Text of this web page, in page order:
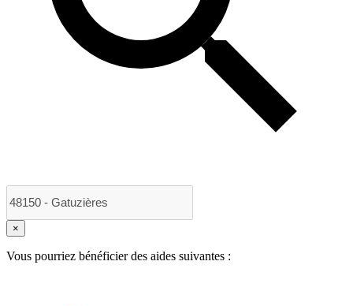
×
Vous pourriez bénéficier des aides suivantes :